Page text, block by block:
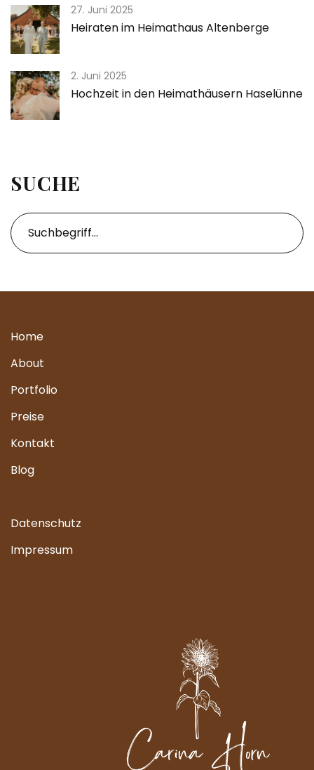
27. Juni 2025
Heiraten im Heimathaus Altenberge
2. Juni 2025
Hochzeit in den Heimathäusern Haselünne
SUCHE
Home
About
Portfolio
Preise
Kontakt
Blog
Datenschutz
Impressum